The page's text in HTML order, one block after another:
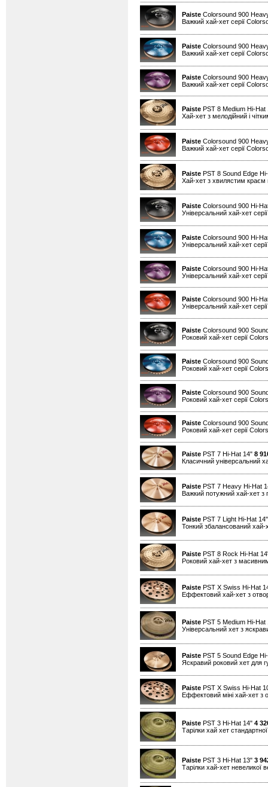
Paiste Colorsound 900
Важкий хай-хет серії
Paiste Colorsound 900
Важкий хай-хет серії
Paiste Colorsound 900
Важкий хай-хет серії
Paiste PST 8 Medium Hi-
Хай-хет з мелодійний і
Paiste Colorsound 900
Важкий хай-хет серії
Paiste PST 8 Sound Edge
Хай-хет з хвилястим краєм
Paiste Colorsound 900 Hi-
Універсальний хай-хет
Paiste Colorsound 900 Hi-
Універсальний хай-хет
Paiste Colorsound 900 Hi-
Універсальний хай-хет
Paiste Colorsound 900 Hi-
Універсальний хай-хет
Paiste Colorsound 900
Роковий хай-хет серії
Paiste Colorsound 900
Роковий хай-хет серії
Paiste Colorsound 900
Роковий хай-хет серії
Paiste Colorsound 900
Роковий хай-хет серії
Paiste PST 7 Hi-Hat 14" 8
Класичний універсальний
Paiste PST 7 Heavy Hi-Hat
Важкий потужний хай-хет з
Paiste PST 7 Light Hi-Hat
Тонкий збалансований
Paiste PST 8 Rock Hi-Hat
Роковий хай-хет з
Paiste PST X Swiss Hi-Hat
Еффектовий хай-хет з
Paiste PST 5 Medium Hi-
Універсальний хет з
Paiste PST 5 Sound Edge
Яскравий роковий хет для
Paiste PST X Swiss Hi-Hat
Еффектовий міні хай-хет з
Paiste PST 3 Hi-Hat 14" 4
Тарілки хай хет
Paiste PST 3 Hi-Hat 13" 3
Тарілки хай-хет невеликої